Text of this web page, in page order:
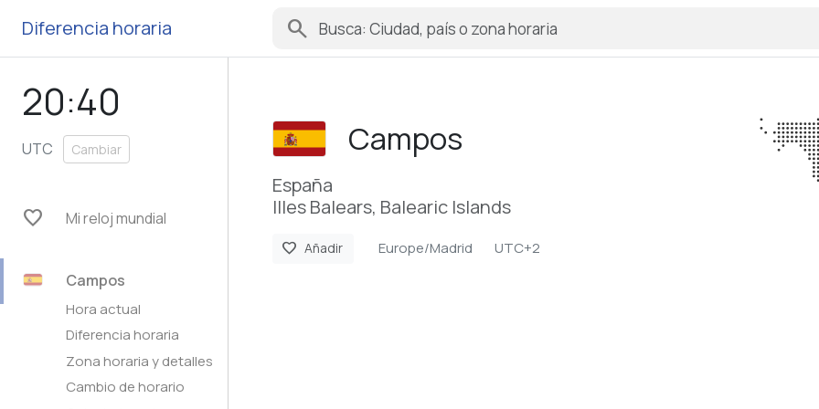
Diferencia horaria search
20:40
UTC Cambiar
favorite Mi reloj mundial
Campos
Hora actual
Diferencia horaria
Zona horaria y detalles
Cambio de horario
Campos
España
Illes Balears, Balearic Islands
favorite Añadir Europe/Madrid UTC+2